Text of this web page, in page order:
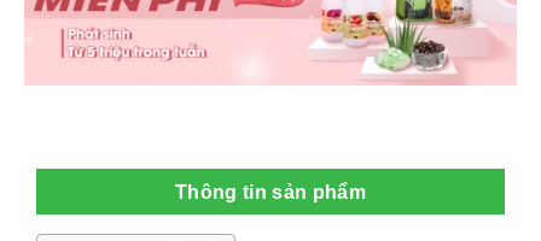
Thông tin sản phẩm